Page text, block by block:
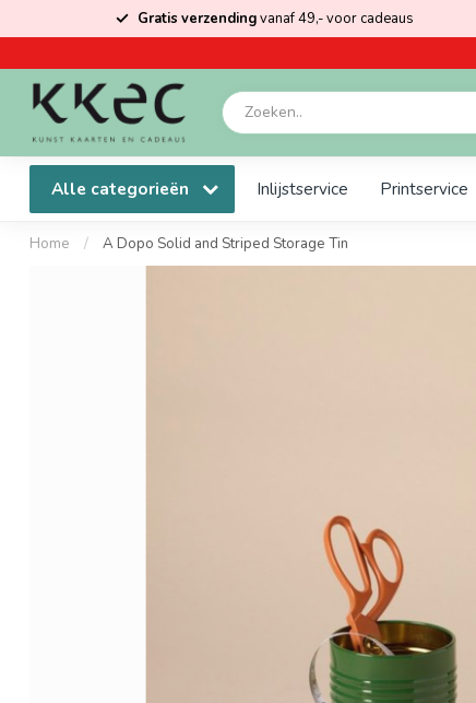
Gratis verzendingvanaf 49,- voor cadeaus
Alle categorieën Inlijstservice Printservice
Home / A Dopo Solid and Striped Storage Tin